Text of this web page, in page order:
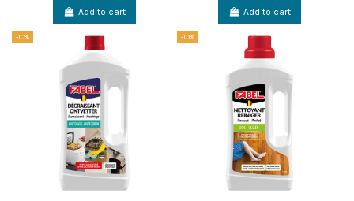
Add to cart Add to cart
-10% -10%